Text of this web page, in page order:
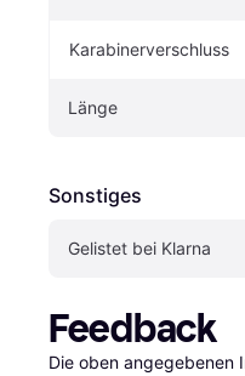
Karabinerverschluss
Länge
Sonstiges
Gelistet bei Klarna
Feedback
Die oben angegebenen